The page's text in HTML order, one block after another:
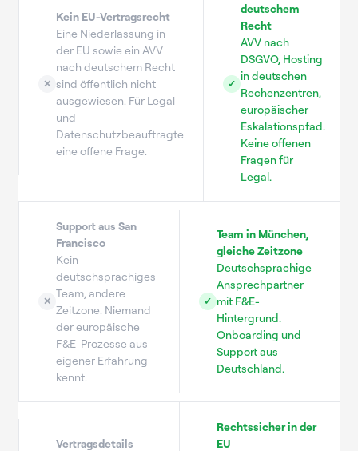
✕
Kein EU-Vertragsrecht
Eine Niederlassung in
der EU sowie ein AVV
nach deutschem Recht
sind öffentlich nicht
ausgewiesen. Für Legal
und
Datenschutzbeauftragte
eine offene Frage.
✓
deutschem
Recht
AVV nach
DSGVO, Hosting
in deutschen
Rechenzentren,
europäischer
Eskalationspfad.
Keine offenen
Fragen für
Legal.
✕
Support aus San
Francisco
Kein
deutschsprachiges
Team, andere
Zeitzone. Niemand
der europäische
F&E-Prozesse aus
eigener Erfahrung
kennt.
✓
Team in München,
gleiche Zeitzone
Deutschsprachige
Ansprechpartner
mit F&E-
Hintergrund.
Onboarding und
Support aus
Deutschland.
Vertragsdetails
Rechtssicher in der
EU